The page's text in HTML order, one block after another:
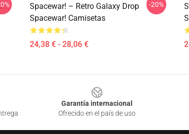
Spacewar! – Retro Galaxy Drop
Spacewar! Camisetas
24,38 € - 28,06 €
-20%
Garantía internacional
Ofrecido en el país de uso